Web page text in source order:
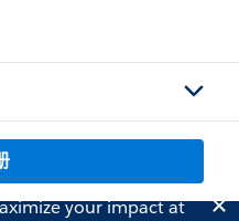
your impact at